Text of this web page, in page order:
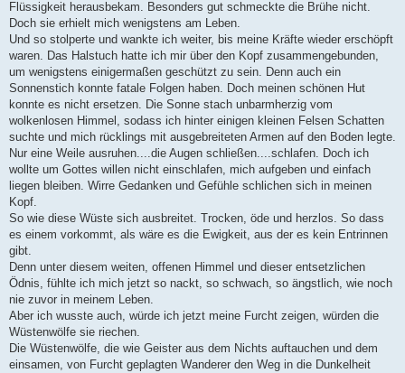
Flüssigkeit herausbekam. Besonders gut schmeckte die Brühe nicht.
Doch sie erhielt mich wenigstens am Leben.
Und so stolperte und wankte ich weiter, bis meine Kräfte wieder erschöpft
waren. Das Halstuch hatte ich mir über den Kopf zusammengebunden,
um wenigstens einigermaßen geschützt zu sein. Denn auch ein
Sonnenstich konnte fatale Folgen haben. Doch meinen schönen Hut
konnte es nicht ersetzen. Die Sonne stach unbarmherzig vom
wolkenlosen Himmel, sodass ich hinter einigen kleinen Felsen Schatten
suchte und mich rücklings mit ausgebreiteten Armen auf den Boden legte.
Nur eine Weile ausruhen....die Augen schließen....schlafen. Doch ich
wollte um Gottes willen nicht einschlafen, mich aufgeben und einfach
liegen bleiben. Wirre Gedanken und Gefühle schlichen sich in meinen
Kopf.
So wie diese Wüste sich ausbreitet. Trocken, öde und herzlos. So dass
es einem vorkommt, als wäre es die Ewigkeit, aus der es kein Entrinnen
gibt.
Denn unter diesem weiten, offenen Himmel und dieser entsetzlichen
Ödnis, fühlte ich mich jetzt so nackt, so schwach, so ängstlich, wie noch
nie zuvor in meinem Leben.
Aber ich wusste auch, würde ich jetzt meine Furcht zeigen, würden die
Wüstenwölfe sie riechen.
Die Wüstenwölfe, die wie Geister aus dem Nichts auftauchen und dem
einsamen, von Furcht geplagten Wanderer den Weg in die Dunkelheit